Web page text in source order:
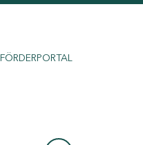
FÖRDERPORTAL